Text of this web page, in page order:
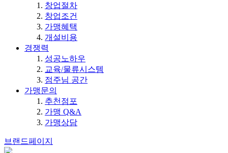
창업절차
창업조건
가맹혜택
개설비용
경쟁력
성공노하우
교육/물류시스템
점주님 공간
가맹문의
추천점포
가맹 Q&A
가맹상담
브랜드페이지